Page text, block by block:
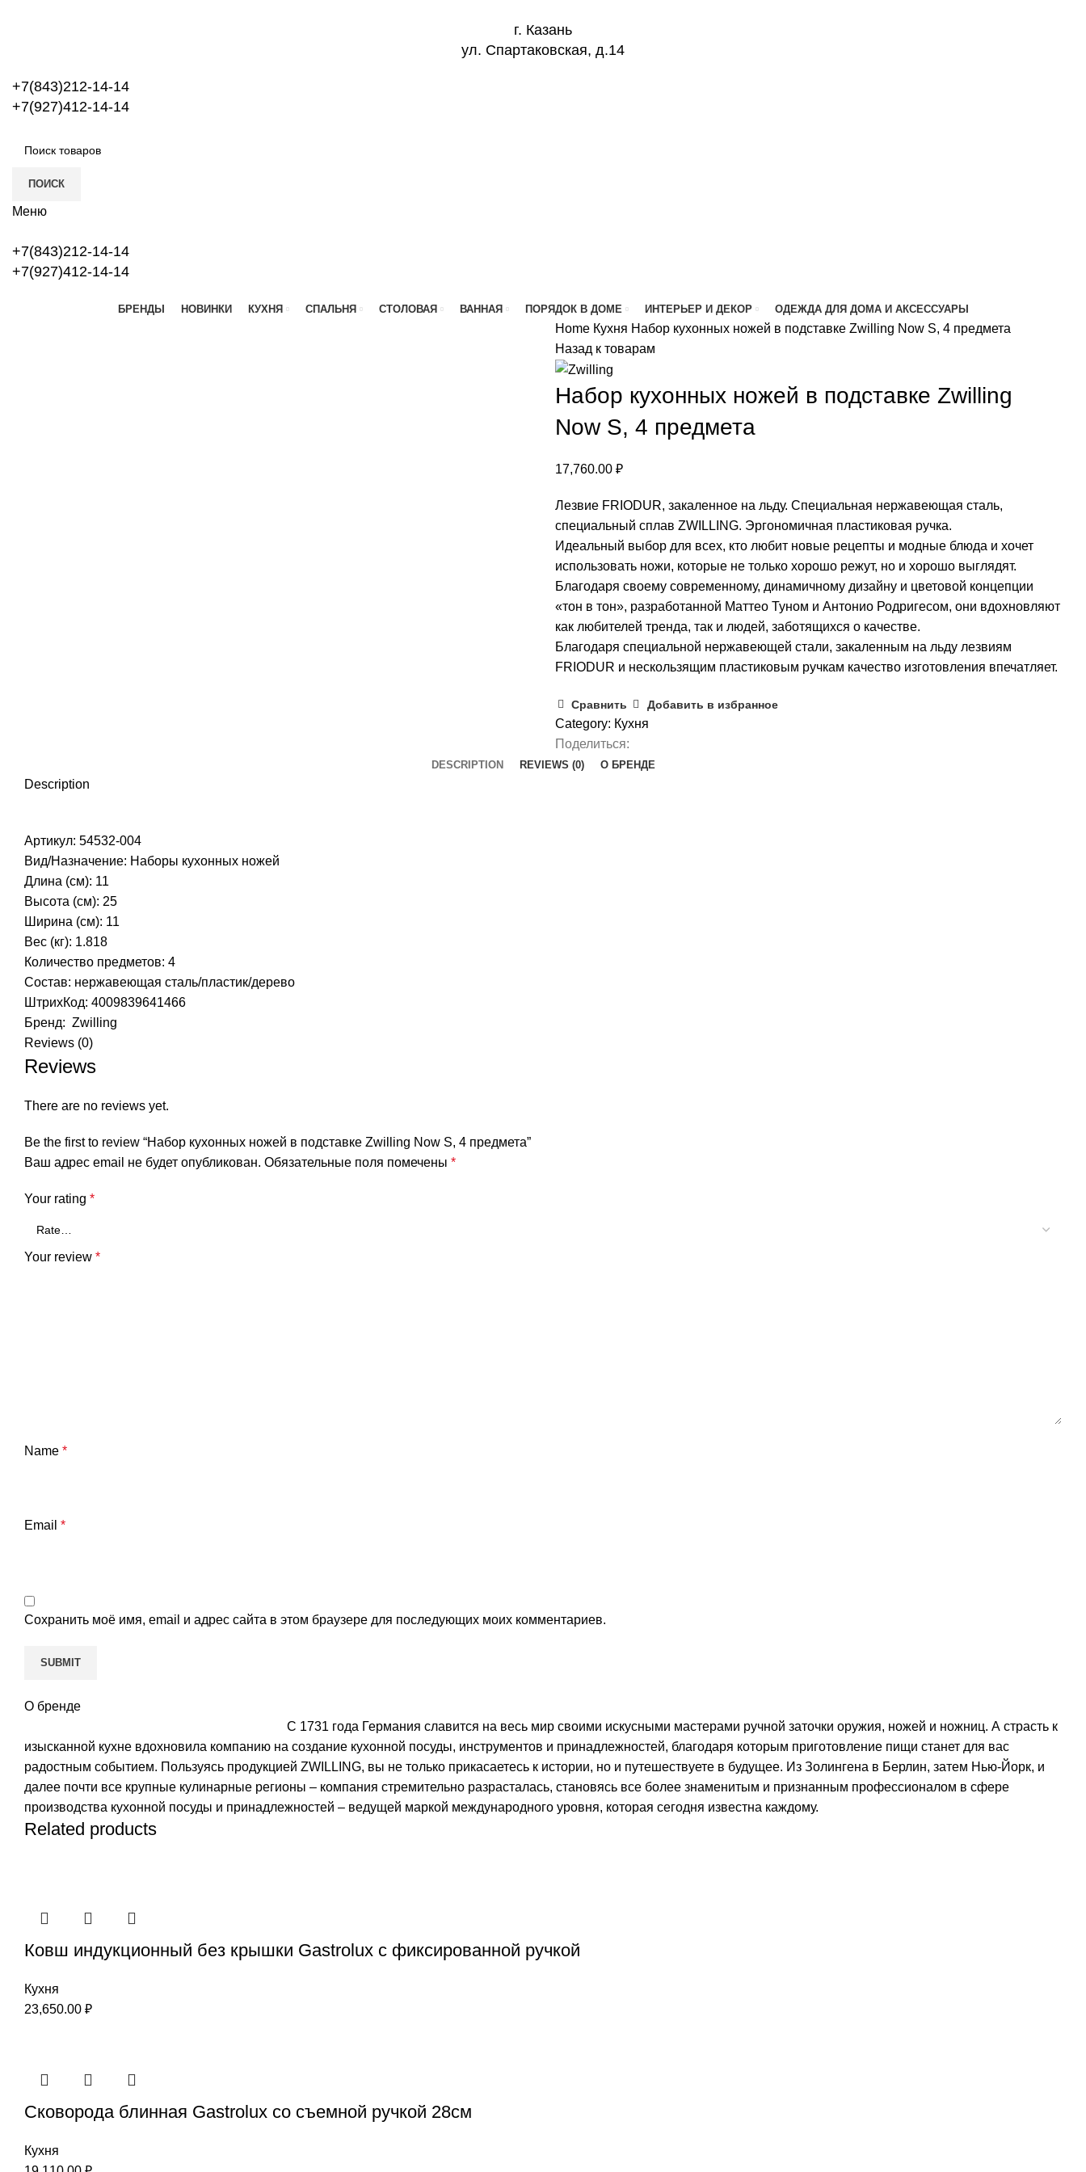
г. Казань
ул. Спартаковская, д.14
+7(843)212-14-14
+7(927)412-14-14
ПОИСК
Меню
+7(843)212-14-14
+7(927)412-14-14
БРЕНДЫ НОВИНКИ КУХНЯ СПАЛЬНЯ СТОЛОВАЯ ВАННАЯ ПОРЯДОК В ДОМЕ ИНТЕРЬЕР И ДЕКОР ОДЕЖДА ДЛЯ ДОМА И АКСЕССУАРЫ
Home Кухня Набор кухонных ножей в подставке Zwilling Now S, 4 предмета
Назад к товарам
Набор кухонных ножей в подставке Zwilling
Now S, 4 предмета
17,760.00 ₽
Лезвие FRIODUR, закаленное на льду. Специальная нержавеющая сталь,
специальный сплав ZWILLING. Эргономичная пластиковая ручка.
Идеальный выбор для всех, кто любит новые рецепты и модные блюда и хочет
использовать ножи, которые не только хорошо режут, но и хорошо выглядят.
Благодаря своему современному, динамичному дизайну и цветовой концепции
«тон в тон», разработанной Маттео Туном и Антонио Родригесом, они вдохновляют
как любителей тренда, так и людей, заботящихся о качестве.
Благодаря специальной нержавеющей стали, закаленным на льду лезвиям
FRIODUR и нескользящим пластиковым ручкам качество изготовления впечатляет.
Сравнить Добавить в избранное
Category: Кухня
Поделиться:
DESCRIPTION REVIEWS (0) О БРЕНДЕ
Description
Артикул: 54532-004
Вид/Назначение: Наборы кухонных ножей
Длина (см): 11
Высота (см): 25
Ширина (см): 11
Вес (кг): 1.818
Количество предметов: 4
Состав: нержавеющая сталь/пластик/дерево
ШтрихКод: 4009839641466
Бренд: Zwilling
Reviews (0)
Reviews
There are no reviews yet.
Be the first to review “Набор кухонных ножей в подставке Zwilling Now S, 4 предмета”
Ваш адрес email не будет опубликован. Обязательные поля помечены *
Your rating *
Your review *
Name *
Email *
Сохранить моё имя, email и адрес сайта в этом браузере для последующих моих комментариев.
О бренде
С 1731 года Германия славится на весь мир своими искусными мастерами ручной заточки оружия, ножей и ножниц. А страсть к
изысканной кухне вдохновила компанию на создание кухонной посуды, инструментов и принадлежностей, благодаря которым приготовление пищи станет для вас
радостным событием. Пользуясь продукцией ZWILLING, вы не только прикасаетесь к истории, но и путешествуете в будущее. Из Золингена в Берлин, затем Нью-Йорк, и
далее почти все крупные кулинарные регионы – компания стремительно разрасталась, становясь все более знаменитым и признанным профессионалом в сфере
производства кухонной посуды и принадлежностей – ведущей маркой международного уровня, которая сегодня известна каждому.
Related products
Ковш индукционный без крышки Gastrolux с фиксированной ручкой
Кухня
23,650.00 ₽
Сковорода блинная Gastrolux со съемной ручкой 28см
Кухня